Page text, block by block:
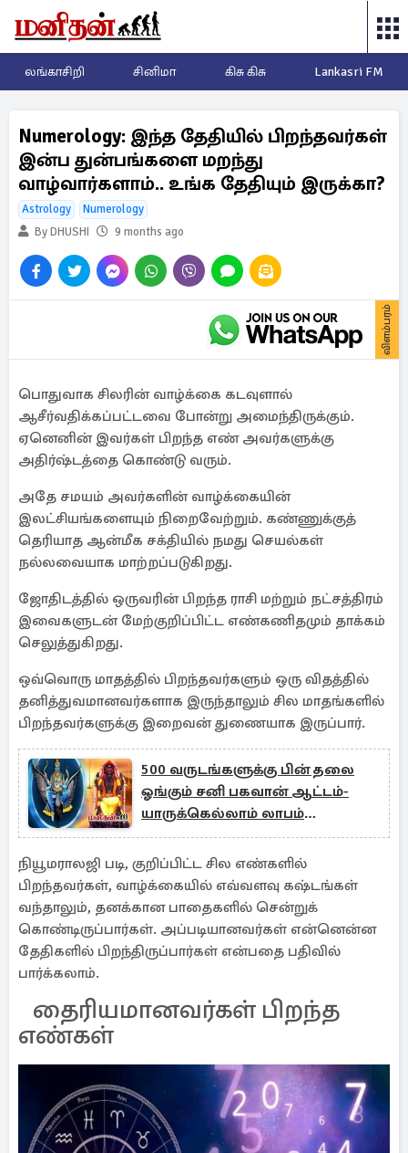
லங்காசிறி சினிமா கிசு கிசு Lankasri FM
Numerology: இந்த தேதியில் பிறந்தவர்கள்
இன்ப துன்பங்களை மறந்து
வாழ்வார்களாம்.. உங்க தேதியும் இருக்கா?
Astrology
Numerology
By DHUSHI
9 months ago
விளம்பரம்
பொதுவாக சிலரின் வாழ்க்கை கடவுளால்
ஆசீர்வதிக்கப்பட்டவை போன்று அமைந்திருக்கும்.
ஏனெனின் இவர்கள் பிறந்த எண் அவர்களுக்கு
அதிர்ஷ்டத்தை கொண்டு வரும்.
அதே சமயம் அவர்களின் வாழ்க்கையின்
இலட்சியங்களையும் நிறைவேற்றும். கண்ணுக்குத்
தெரியாத ஆன்மீக சக்தியில் நமது செயல்கள்
நல்லவையாக மாற்றப்படுகிறது.
ஜோதிடத்தில் ஒருவரின் பிறந்த ராசி மற்றும் நட்சத்திரம்
இவைகளுடன் மேற்குறிப்பிட்ட எண்கணிதமும் தாக்கம்
செலுத்துகிறது.
ஒவ்வொரு மாதத்தில் பிறந்தவர்களும் ஒரு விதத்தில்
தனித்துவமானவர்களாக இருந்தாலும் சில மாதங்களில்
பிறந்தவர்களுக்கு இறைவன் துணையாக இருப்பார்.
500 வருடங்களுக்கு பின் தலை
ஓங்கும் சனி பகவான் ஆட்டம்-
யாருக்கெல்லாம் லாபம்
தெரியுமா?
நியூமராலஜி படி, குறிப்பிட்ட சில எண்களில்
பிறந்தவர்கள், வாழ்க்கையில் எவ்வளவு கஷ்டங்கள்
வந்தாலும், தனக்கான பாதைகளில் சென்றுக்
கொண்டிருப்பார்கள். அப்படியானவர்கள் என்னென்ன
தேதிகளில் பிறந்திருப்பார்கள் என்பதை பதிவில்
பார்க்கலாம்.
தைரியமானவர்கள் பிறந்த
எண்கள்